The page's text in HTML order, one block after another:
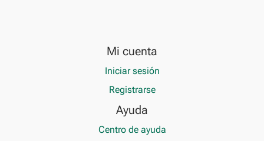
Mi cuenta
Iniciar sesión
Registrarse
Ayuda
Centro de ayuda